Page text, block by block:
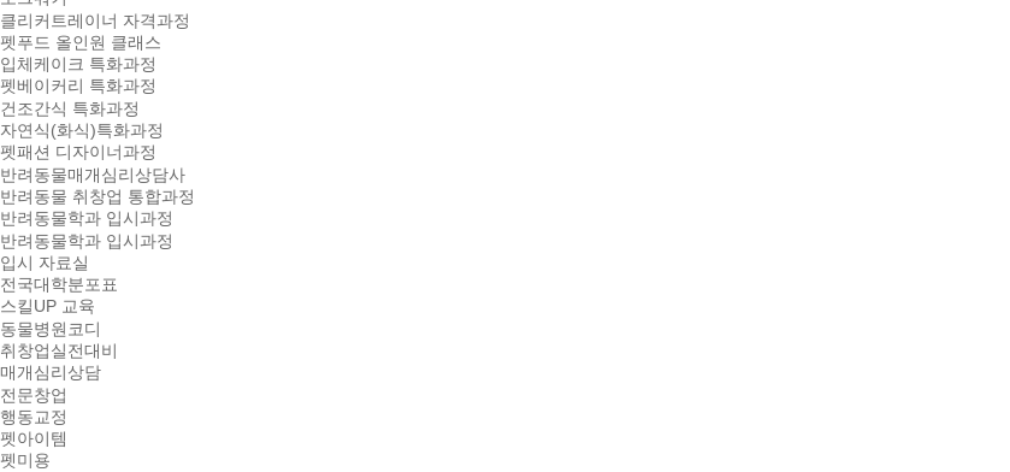
클리커트레이너 자격과정
펫푸드 올인원 클래스
입체케이크 특화과정
펫베이커리 특화과정
건조간식 특화과정
자연식(화식)특화과정
펫패션 디자이너과정
반려동물매개심리상담사
반려동물 취창업 통합과정
반려동물학과 입시과정
반려동물학과 입시과정
입시 자료실
전국대학분포표
스킬UP 교육
동물병원코디
취창업실전대비
매개심리상담
전문창업
행동교정
펫아이템
펫미용